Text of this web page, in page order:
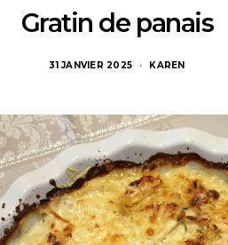
Gratin de panais
31 JANVIER 2025 KAREN